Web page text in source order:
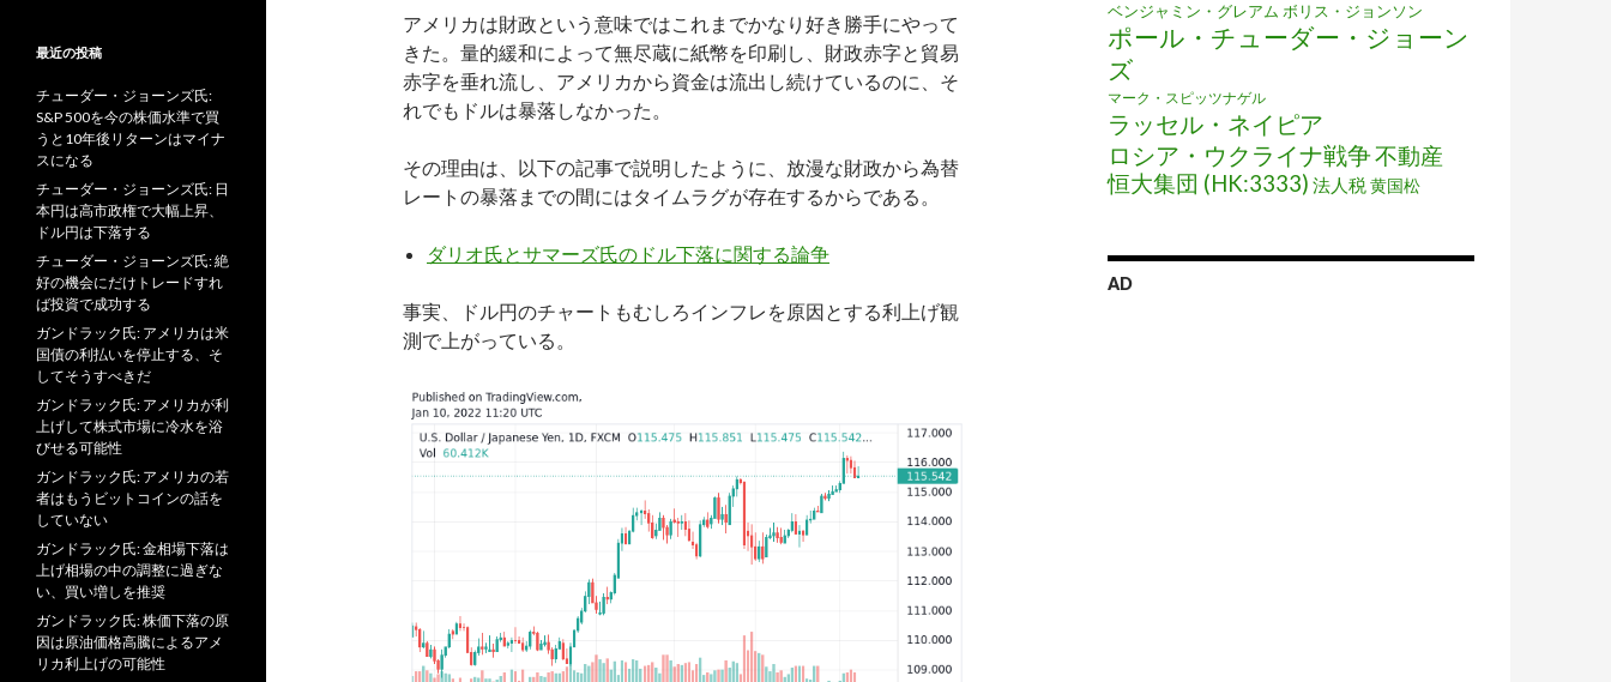
アメリカは財政という意味ではこれまでかなり好き勝手にやって
きた。量的緩和によって無尽蔵に紙幣を印刷し、財政赤字と貿易
赤字を垂れ流し、アメリカから資金は流出し続けているのに、そ
れでもドルは暴落しなかった。
その理由は、以下の記事で説明したように、放漫な財政から為替
レートの暴落までの間にはタイムラグが存在するからである。
ダリオ氏とサマーズ氏のドル下落に関する論争
事実、ドル円のチャートもむしろインフレを原因とする利上げ観
測で上がっている。
ベンジャミン・グレアム ボリス・ジョンソン
ポール・チューダー・ジョーン
ズ
マーク・スピッツナゲル
ラッセル・ネイピア
ロシア・ウクライナ戦争不動産
恒大集団 (HK:3333) 法人税黄国松
AD
最近の投稿
チューダー・ジョーンズ氏:
S&P 500を今の株価水準で買
うと10年後リターンはマイナ
スになる
チューダー・ジョーンズ氏: 日
本円は高市政権で大幅上昇、
ドル円は下落する
チューダー・ジョーンズ氏: 絶
好の機会にだけトレードすれ
ば投資で成功する
ガンドラック氏: アメリカは米
国債の利払いを停止する、そ
してそうすべきだ
ガンドラック氏: アメリカが利
上げして株式市場に冷水を浴
びせる可能性
ガンドラック氏: アメリカの若
者はもうビットコインの話を
していない
ガンドラック氏: 金相場下落は
上げ相場の中の調整に過ぎな
い、買い増しを推奨
ガンドラック氏: 株価下落の原
因は原油価格高騰によるアメ
リカ利上げの可能性